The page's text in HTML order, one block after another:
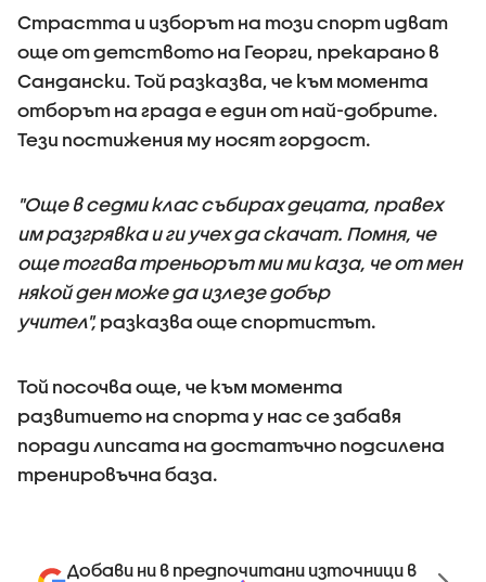
Страстта и изборът на този спорт идват
още от детството на Георги, прекарано в
Сандански. Той разказва, че към момента
отборът на града е един от най-добрите.
Тези постижения му носят гордост.
"Още в седми клас събирах децата, правех
им разгрявка и ги учех да скачат. Помня, че
още тогава треньорът ми ми каза, че от мен
някой ден може да излезе добър
учител", разказва още спортистът.
Той посочва още, че към момента
развитието на спорта у нас се забавя
поради липсата на достатъчно подсилена
тренировъчна база.
Добави ни в предпочитани източници в